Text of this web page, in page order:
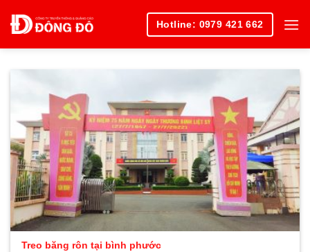
Hotline: 0979 421 662
Treo băng rôn tại bình phước